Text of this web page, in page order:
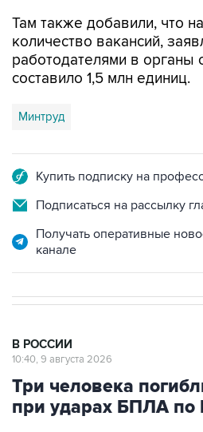
Там также добавили, что
количество вакансий,
работодателями в органы
составило 1,5 млн единиц.
Минтруд
Купить подписку на
Подписаться на рассылку
Получать оперативные
канале
В РОССИИ
10:40, 9 августа 2026
Три человека
при ударах БПЛА по